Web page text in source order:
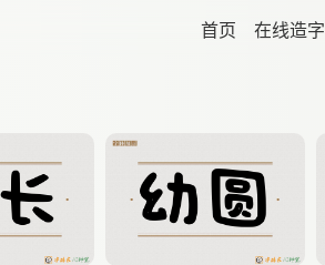
首页 在线造字